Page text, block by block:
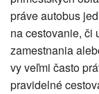
práve autobus
na cestovanie, či
zamestnania
vy veľmi často
pravidelné